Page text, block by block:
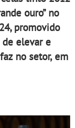
ouro” no
promovido
elevar e
no setor, em